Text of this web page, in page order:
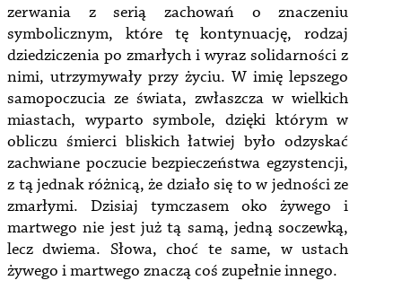
zerwania z serią zachowań o znaczeniu
symbolicznym, które tę kontynuację, rodzaj
dziedziczenia po zmarłych i wyraz solidarności z
nimi, utrzymywały przy życiu. W imię lepszego
samopoczucia ze świata, zwłaszcza w wielkich
miastach, wyparto symbole, dzięki którym w
obliczu śmierci bliskich łatwiej było odzyskać
zachwiane poczucie bezpieczeństwa egzystencji,
z tą jednak różnicą, że działo się to w jedności ze
zmarłymi. Dzisiaj tymczasem oko żywego i
martwego nie jest już tą samą, jedną soczewką,
lecz dwiema. Słowa, choć te same, w ustach
żywego i martwego znaczą coś zupełnie innego.